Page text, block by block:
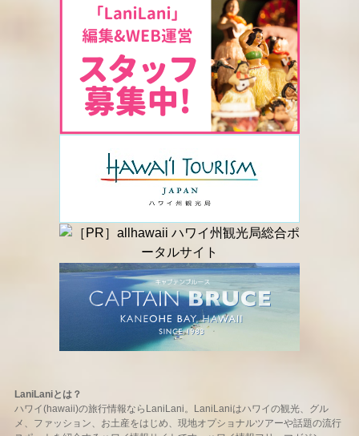
LaniLaniとは？
ハワイ(hawaii)の旅行情報ならLaniLani。LaniLaniはハワイの観光、グル
メ、ファッション、お土産をはじめ、現地オプショナルツアーや話題の流行